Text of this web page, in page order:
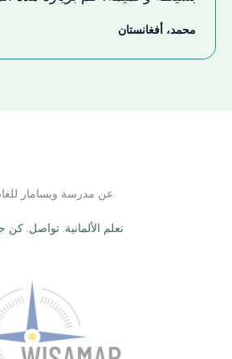
محمد، أفغانستان
عن مدرسة ويسامار
تعلم الألمانية. تواصل. كن